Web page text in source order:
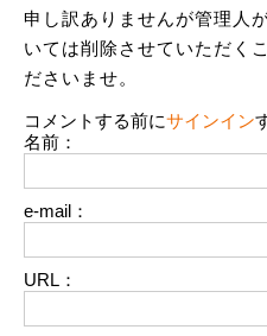
申し訳ありませんが管理人
いては削除させていただく
ださいませ。
コメントする前にサインイン
名前：
e-mail：
URL：